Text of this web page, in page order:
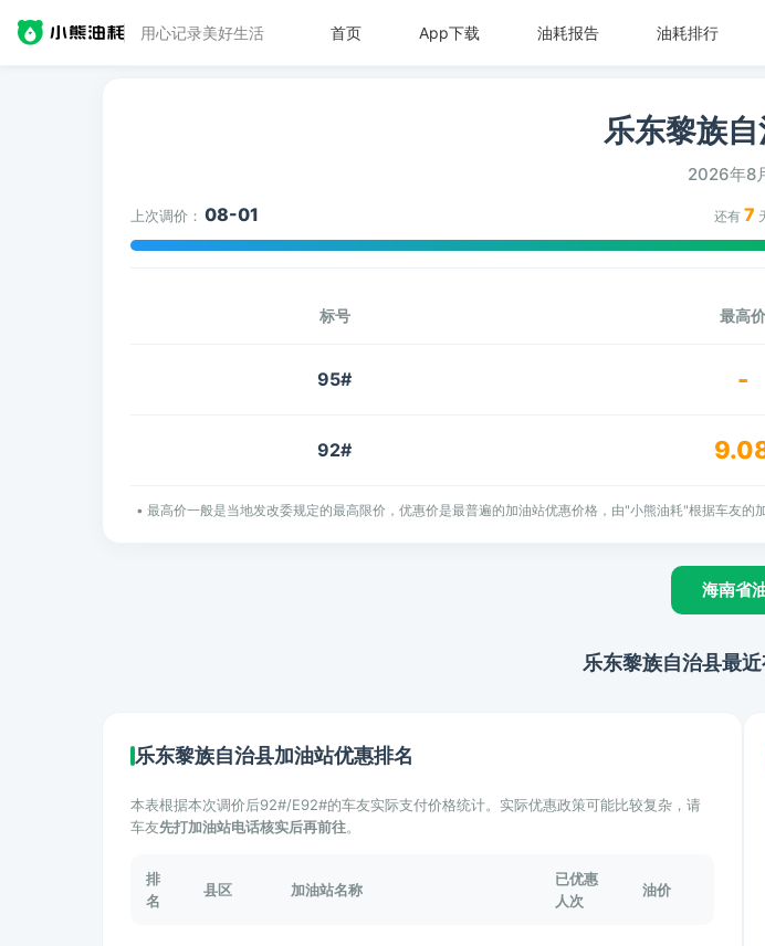
用心记录美好生活 首页 App下载 油耗报告 油耗排行
乐东黎族
2026年8
上次调价： 08-01 还有 7
标号 最高价
95# -
92#
• 最高价一般是当地发改委规定的最高限价，优惠价是最普遍的加油站优惠价格，由"小熊油耗"根据车友的
海南省
乐东黎族自治县最
乐东黎族自治县加油站优惠排名
本表根据本次调价后92#/E92#的车友实际支付价格统计。实际优惠政策可能比较复杂，请
车友先打加油站电话核实后再前往。
排
名
县区 加油站名称
已优惠
人次
油价